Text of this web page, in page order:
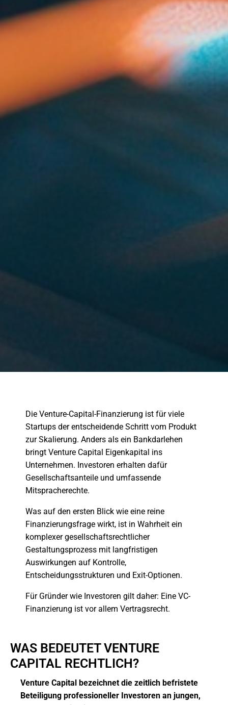
Die Venture-Capital-Finanzierung ist für viele
Startups der entscheidende Schritt vom Produkt
zur Skalierung. Anders als ein Bankdarlehen
bringt Venture Capital Eigenkapital ins
Unternehmen. Investoren erhalten dafür
Gesellschaftsanteile und umfassende
Mitspracherechte.
Was auf den ersten Blick wie eine reine
Finanzierungsfrage wirkt, ist in Wahrheit ein
komplexer gesellschaftsrechtlicher
Gestaltungsprozess mit langfristigen
Auswirkungen auf Kontrolle,
Entscheidungsstrukturen und Exit-Optionen.
Für Gründer wie Investoren gilt daher: Eine VC-
Finanzierung ist vor allem Vertragsrecht.
WAS BEDEUTET VENTURE
CAPITAL RECHTLICH?
Venture Capital bezeichnet die zeitlich befristete
Beteiligung professioneller Investoren an jungen,